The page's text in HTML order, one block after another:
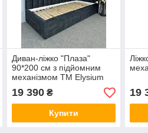
Диван-ліжко "Плаза"
90*200 см з підйомним
механізмом ТМ Elysium
19 390₴
Купити
19